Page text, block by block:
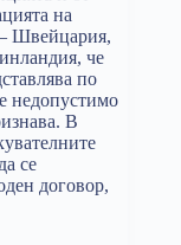
на
Швейцария,
че
по
недопустимо
В
се
договор,